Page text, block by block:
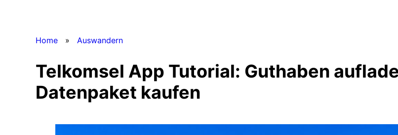
Home » Auswandern
Telkomsel App Tutorial: Guthaben
Datenpaket kaufen